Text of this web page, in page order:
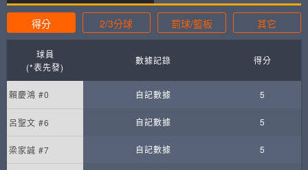
得分 2/3分球 罰球/籃板 其它
球員
(*表先發)
數據記錄 得分
賴慶鴻 #0 自記數據 5
呂聖文 #6 自記數據 5
梁家誠 #7 自記數據 5